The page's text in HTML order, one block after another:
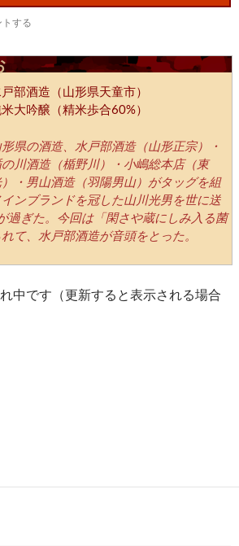
トする
部酒造（山形県天童市）
大吟醸（精米歩合60%）
形県の酒造、水戸部酒造（山形正宗）・
の川酒造（楯野川）・小嶋総本店（東
）・男山酒造（羽陽男山）がタッグを組
ンブランドを冠した山川光男を世に送
過ぎた。今回は「閑さや蔵にしみ入る菌
て、水戸部酒造が音頭をとった。
中です（更新すると表示される場合